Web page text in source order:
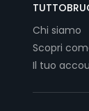
Chi siamo
Scopri
Il tuo